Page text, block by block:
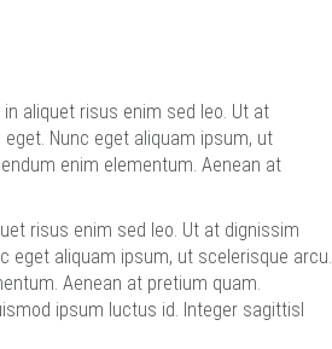
aliquet risus enim sed leo. Ut at
Nunc eget aliquam ipsum, ut
enim elementum. Aenean at
risus enim sed leo. Ut at dignissim
eget aliquam ipsum, ut scelerisque arcu.
Aenean at pretium quam.
ipsum luctus id. Integer sagittisl